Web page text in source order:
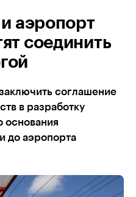
и аэропорт
соединить
соглашение
в разработку
основания
до аэропорта